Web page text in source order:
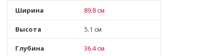
Ширина 89.8 см
Высота 5.1 см
Глубина 36.4 см